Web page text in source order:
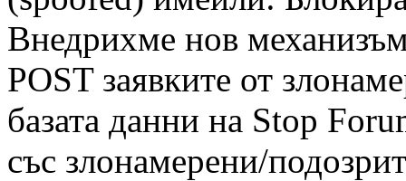
Внедрихме нов
POST заявките от
базата данни на Stop
със злонамерени/